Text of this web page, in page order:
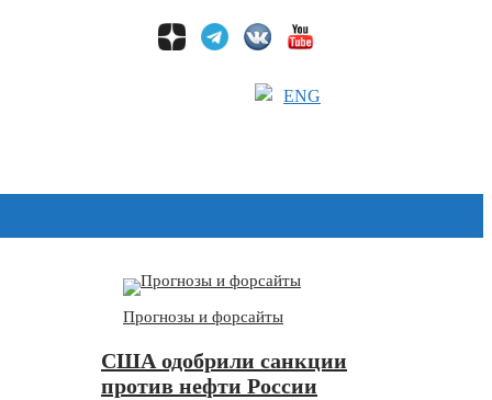
ENG
Прогнозы и форсайты
США одобрили санкции
против нефти России